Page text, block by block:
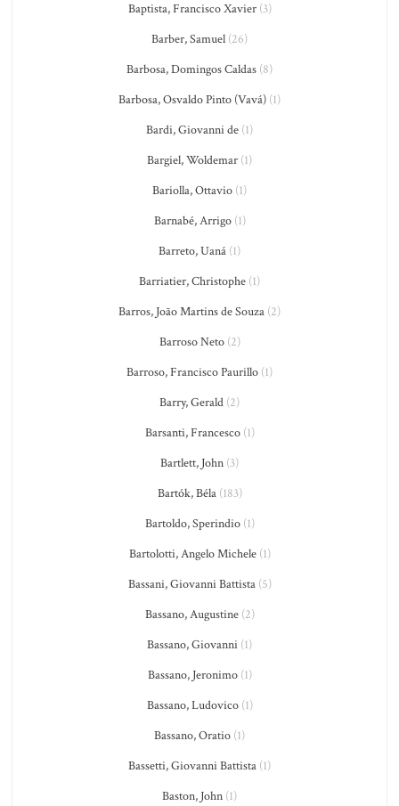
Baptista, Francisco Xavier(3)
Barber, Samuel (26)
Barbosa, Domingos Caldas (8)
Barbosa, Osvaldo Pinto (Vavá) (1)
Bardi, Giovanni de (1)
Bargiel, Woldemar (1)
Bariolla, Ottavio (1)
Barnabé, Arrigo(1)
Barreto, Uaná (1)
Barriatier, Christophe (1)
Barros, João Martins de Souza (2)
Barroso Neto(2)
Barroso, Francisco Paurillo (1)
Barry, Gerald (2)
Barsanti, Francesco(1)
Bartlett, John (3)
Bartók, Béla(183)
Bartoldo, Sperindio(1)
Bartolotti, Angelo Michele(1)
Bassani, Giovanni Battista(5)
Bassano, Augustine(2)
Bassano, Giovanni (1)
Bassano, Jeronimo(1)
Bassano, Ludovico(1)
Bassano, Oratio (1)
Bassetti, Giovanni Battista (1)
Baston, John (1)